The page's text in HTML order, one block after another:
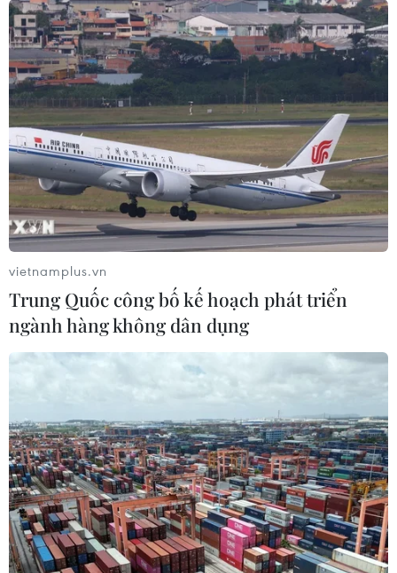
Luật Trưng mua, trưng dụng tài sản
04/08/2026 11:56
Xem thêm
CƠ QUAN CHỦ QUẢN: THÔNG TẤN XÃ VIỆT NAM
Tổng Biên tập: TRẦN TIẾN DUẨN
Phó Tổng Biên tập: NGUYỄN THỊ TÁM, KHÚC THANH
THỦY
Sở hữu trí tuệ
Quy định sử dụng
RSS
Hỗ trợ
Ngôn ngữ
TTXVN
Dịch vụ tin
Quảng cáo
Liên hệ
vietnamplus.vn
Trung Quốc công bố kế hoạch phát triển
ngành hàng không dân dụng